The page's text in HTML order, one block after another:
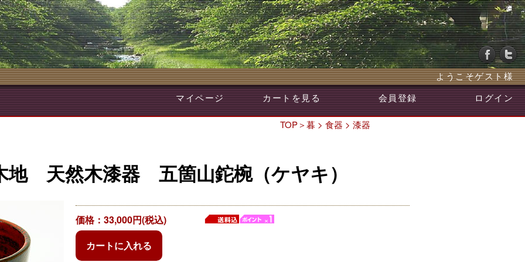
ようこそゲスト様
マイページ
カートを見る 会員登録 ログイン
TOP＞暮 > 食器 > 漆器
地 天然木漆器 五箇山鉈椀（ケヤキ）
価格：33,000円(税込)
カートに入れる